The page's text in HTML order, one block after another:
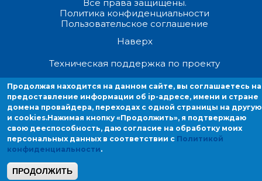
Все права защищены.
Политика конфиденциальности
Пользовательское соглашение
Наверх
Техническая поддержка по проекту
Продолжая находиться на данном сайте, вы соглашаетесь на
предоставление информации об ip-адресе, имени и стране домена
провайдера, переходах с одной страницы на другую и cookies.
Продолжая находится на данном сайте, вы соглашаетесь на
предоставление информации об ip-адресе, имени и стране
домена провайдера, переходах с одной страницы на другую
и cookies.Нажимая кнопку «Продолжить», я подтверждаю
свою дееспособность, даю согласие на обработку моих
персональных данных в соответствии с Политикой
конфиденциальности.
ПРОДОЛЖИТЬ